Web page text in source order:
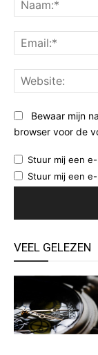
Bewaar mijn
browser voor de
Stuur mij een
Stuur mij een
VEEL GELEZEN